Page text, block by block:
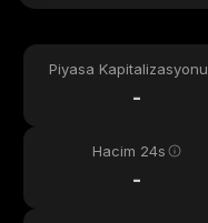
Piyasa Kapitalizasyonu
-
Hacim 24s
-